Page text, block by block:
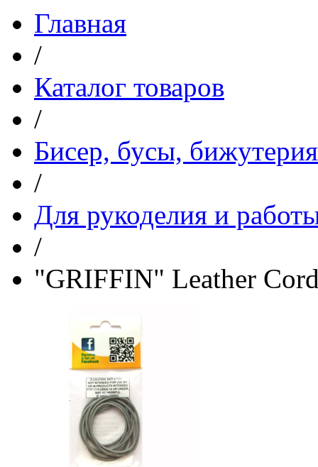
Главная
/
Каталог товаров
/
Бисер, бусы, бижутерия
/
Для рукоделия и
/
"GRIFFIN" Leather